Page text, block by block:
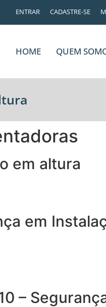
ENTRAR CADASTRE-SE
HOME QUEM
em altura
em
–